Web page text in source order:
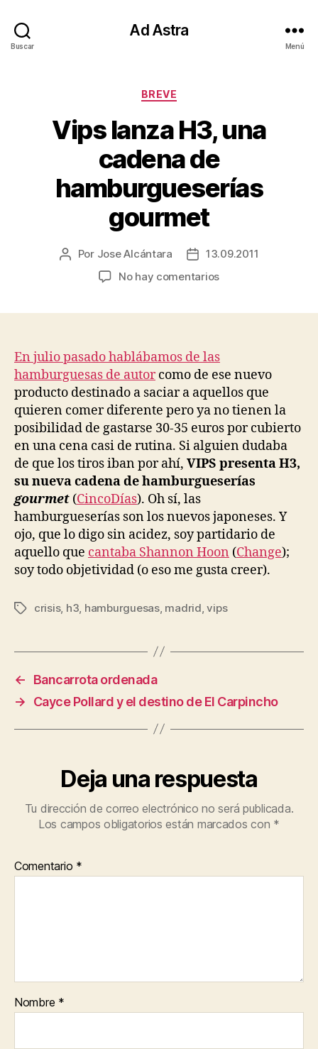
Buscar
Ad Astra
Menú
Categorías
BREVE
Vips lanza H3, una
cadena de
hamburgueserías
gourmet
Autor
Por Jose Alcántara
Fecha13.09.2011
No hay comentariosen
cadena
de
hamburgueserías
gourmet
En julio pasado hablábamos de las
hamburguesas de autorcomo de ese nuevo
producto destinado a saciar a aquellos que
quieren comer diferente pero ya no tienen la
posibilidad de gastarse 30-35 euros por cubierto
en una cena casi de rutina. Si alguien dudaba
de que los tiros iban por ahí, VIPS presenta H3,
su nueva cadena de hamburgueserías
gourmet (CincoDías). Oh sí, las
hamburgueserías son los nuevos japoneses. Y
ojo, que lo digo sin acidez, soy partidario de
aquello que cantaba Shannon Hoon (Change);
soy todo objetividad (o eso me gusta creer).
Etiquetas
crisis, h3 hamburguesas, madrid ,vips
←
Bancarrota ordenada
→
Cayce Pollard y el destino de El Carpincho
Deja una respuesta
Tu dirección de correo electrónico no será publicada.
Los campos obligatorios están marcados con *
Comentario *
Nombre *